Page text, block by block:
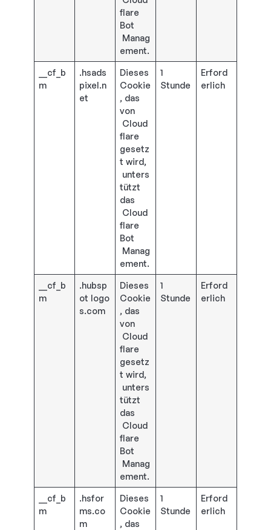
flare
Bot
Manag
ement.
__cf_b
m
.hsads
pixel.n
et
Dieses
Cookie
, das
von
Cloud
flare
gesetz
t wird,
unters
tützt
das
Cloud
flare
Bot
Manag
ement.
1
Stunde
Erford
erlich
__cf_b
m
.hubsp
ot logo
s.com
Dieses
Cookie
, das
von
Cloud
flare
gesetz
t wird,
unters
tützt
das
Cloud
flare
Bot
Manag
ement.
1
Stunde
Erford
erlich
__cf_b
m
.hsfor
ms.co
m
Dieses
Cookie
, das
1
Stunde
Erford
erlich